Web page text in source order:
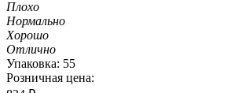
Плохо
Нормально
Хорошо
Отлично
Упаковка: 55
Розничная цена: